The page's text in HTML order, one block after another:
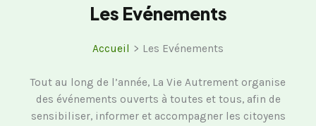
Les Evénements
Accueil Les Evénements
Tout au long de l’année, La Vie Autrement organise
des événements ouverts à toutes et tous, afin de
sensibiliser, informer et accompagner les citoyens